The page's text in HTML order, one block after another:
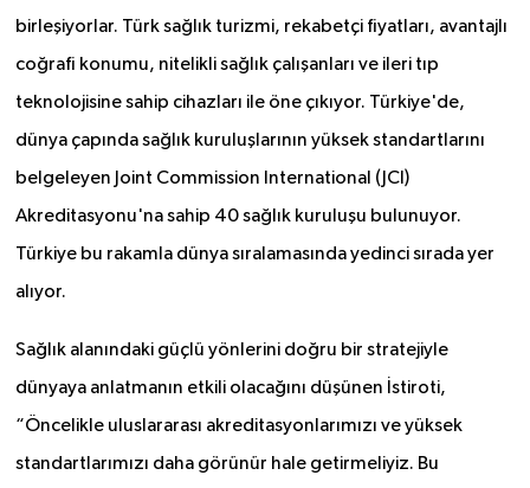
birleşiyorlar. Türk sağlık turizmi, rekabetçi fiyatları, avantajlı
coğrafi konumu, nitelikli sağlık çalışanları ve ileri tıp
teknolojisine sahip cihazları ile öne çıkıyor. Türkiye'de,
dünya çapında sağlık kuruluşlarının yüksek standartlarını
belgeleyen Joint Commission International (JCI)
Akreditasyonu'na sahip 40 sağlık kuruluşu bulunuyor.
Türkiye bu rakamla dünya sıralamasında yedinci sırada yer
alıyor.
Sağlık alanındaki güçlü yönlerini doğru bir stratejiyle
dünyaya anlatmanın etkili olacağını düşünen İstiroti,
“Öncelikle uluslararası akreditasyonlarımızı ve yüksek
standartlarımızı daha görünür hale getirmeliyiz. Bu